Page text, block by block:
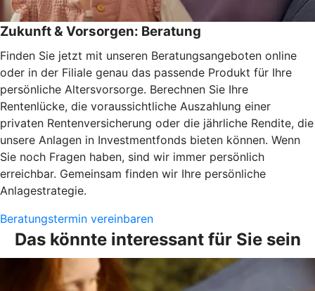
Zukunft & Vorsorgen: Beratung
Finden Sie jetzt mit unseren Beratungsangeboten online
oder in der Filiale genau das passende Produkt für Ihre
persönliche Altersvorsorge. Berechnen Sie Ihre
Rentenlücke, die voraussichtliche Auszahlung einer
privaten Rentenversicherung oder die jährliche Rendite, die
unsere Anlagen in Investmentfonds bieten können. Wenn
Sie noch Fragen haben, sind wir immer persönlich
erreichbar. Gemeinsam finden wir Ihre persönliche
Anlagestrategie.
Beratungstermin vereinbaren
Das könnte interessant für Sie sein